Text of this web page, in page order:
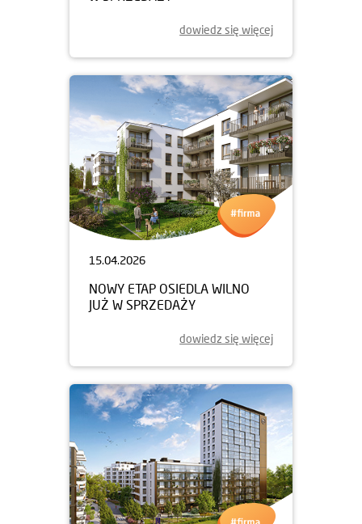
dowiedz się więcej
15.04.2026
NOWY ETAP OSIEDLA WILNO
JUŻ W SPRZEDAŻY
dowiedz się więcej